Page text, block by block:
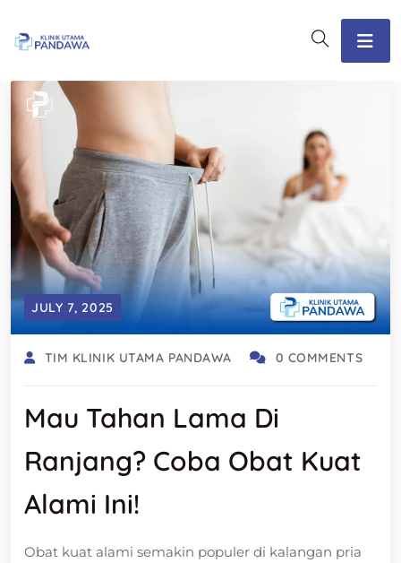
JULY 7, 2025
TIM KLINIK UTAMA PANDAWA 0 COMMENTS
Mau Tahan Lama Di
Ranjang? Coba Obat Kuat
Alami Ini!
Obat kuat alami semakin populer di kalangan pria